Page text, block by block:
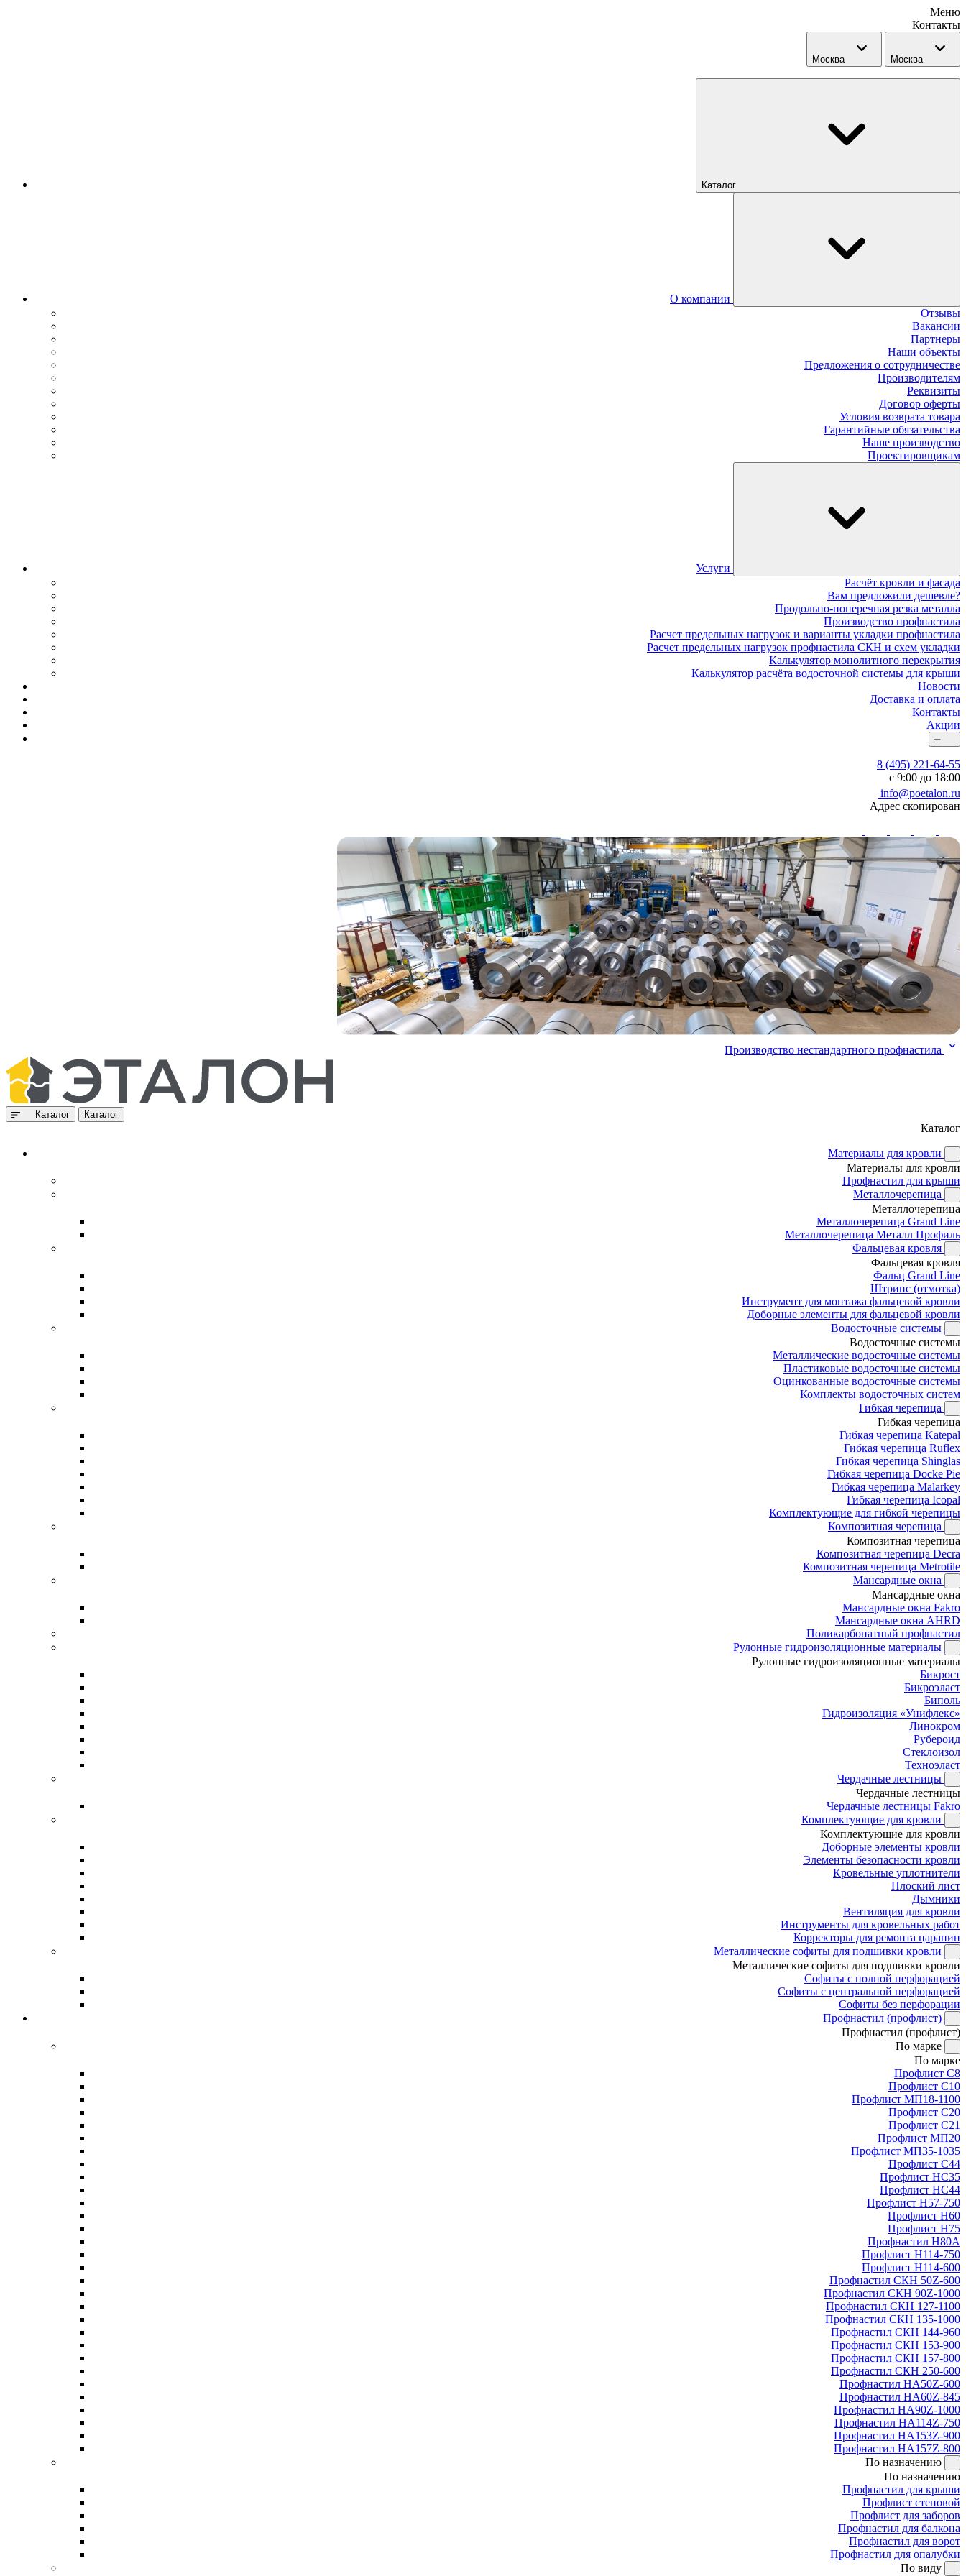
Меню
Контакты
Москва Москва
Каталог
О компании
Отзывы
Вакансии
Партнеры
Наши объекты
Предложения о сотрудничестве
Производителям
Реквизиты
Договор оферты
Условия возврата товара
Гарантийные обязательства
Наше производство
Проектировщикам
Услуги
Расчёт кровли и фасада
Вам предложили дешевле?
Продольно-поперечная резка металла
Производство профнастила
Расчет предельных нагрузок и варианты укладки профнастила
Расчет предельных нагрузок профнастила СКН и схем укладки
Калькулятор монолитного перекрытия
Калькулятор расчёта водосточной системы для крыши
Новости
Доставка и оплата
Контакты
Акции
8 (495) 221-64-55
с 9:00 до 18:00
info@poetalon.ru
Адрес скопирован
Производство нестандартного профнастила
Каталог Каталог
Каталог
Материалы для кровли
Материалы для кровли
Профнастил для крыши
Металлочерепица
Металлочерепица
Металлочерепица Grand Line
Металлочерепица Металл Профиль
Фальцевая кровля
Фальцевая кровля
Фальц Grand Line
Штрипс (отмотка)
Инструмент для монтажа фальцевой кровли
Доборные элементы для фальцевой кровли
Водосточные системы
Водосточные системы
Металлические водосточные системы
Пластиковые водосточные системы
Оцинкованные водосточные системы
Комплекты водосточных систем
Гибкая черепица
Гибкая черепица
Гибкая черепица Katepal
Гибкая черепица Ruflex
Гибкая черепица Shinglas
Гибкая черепица Docke Pie
Гибкая черепица Malarkey
Гибкая черепица Icopal
Комплектующие для гибкой черепицы
Композитная черепица
Композитная черепица
Композитная черепица Decra
Композитная черепица Metrotile
Мансардные окна
Мансардные окна
Мансардные окна Fakro
Мансардные окна AHRD
Поликарбонатный профнастил
Рулонные гидроизоляционные материалы
Рулонные гидроизоляционные материалы
Бикрост
Бикроэласт
Биполь
Гидроизоляция «Унифлекс»
Линокром
Рубероид
Стеклоизол
Техноэласт
Чердачные лестницы
Чердачные лестницы
Чердачные лестницы Fakro
Комплектующие для кровли
Комплектующие для кровли
Доборные элементы кровли
Элементы безопасности кровли
Кровельные уплотнители
Плоский лист
Дымники
Вентиляция для кровли
Инструменты для кровельных работ
Корректоры для ремонта царапин
Металлические софиты для подшивки кровли
Металлические софиты для подшивки кровли
Софиты с полной перфорацией
Софиты с центральной перфорацией
Софиты без перфорации
Профнастил (профлист)
Профнастил (профлист)
По марке
По марке
Профлист С8
Профлист С10
Профлист МП18-1100
Профлист С20
Профлист С21
Профлист МП20
Профлист МП35-1035
Профлист С44
Профлист НС35
Профлист НС44
Профлист Н57-750
Профлист Н60
Профлист Н75
Профнастил Н80А
Профлист Н114-750
Профлист Н114-600
Профнастил СКН 50Z-600
Профнастил СКН 90Z-1000
Профнастил СКН 127-1100
Профнастил СКН 135-1000
Профнастил СКН 144-960
Профнастил СКН 153-900
Профнастил СКН 157-800
Профнастил СКН 250-600
Профнастил НА50Z-600
Профнастил НА60Z-845
Профнастил НА90Z-1000
Профнастил НА114Z-750
Профнастил НА153Z-900
Профнастил НА157Z-800
По назначению
По назначению
Профнастил для крыши
Профлист стеновой
Профлист для заборов
Профнастил для балкона
Профнастил для ворот
Профнастил для опалубки
По виду